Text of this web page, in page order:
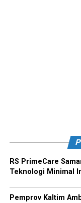
RS PrimeCare
Teknologi Minimal
Pemprov Kaltim